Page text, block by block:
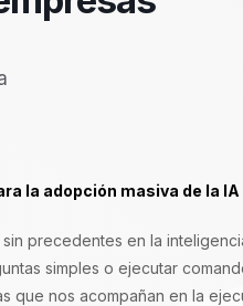
la adopción masiva de la
precedentes en la
simples o ejecutar
que nos acompañan en la